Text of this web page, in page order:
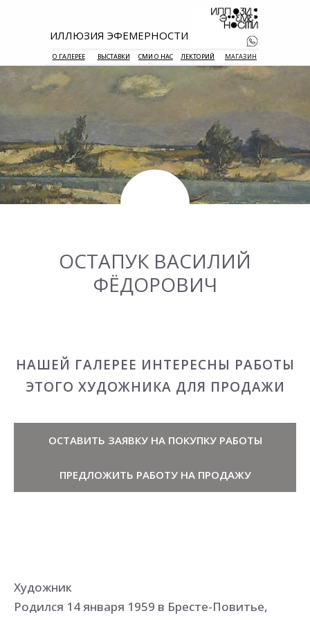
МАГАЗИН
ЛЕКТОРИЙ
СМИ О НАС
ВЫСТАВКИ
О ГАЛЕРЕЕ
ИЛЛЮЗИЯ ЭФЕМЕРНОСТИ
+7 938 177
ОСТАПУК ВАСИЛИЙ
ФЁДОРОВИЧ
НАШЕЙ ГАЛЕРЕЕ ИНТЕРЕСНЫ РАБОТЫ
ЭТОГО ХУДОЖНИКА ДЛЯ ПРОДАЖИ
ОСТАВИТЬ ЗАЯВКУ НА ПОКУПКУ РАБОТЫ
ПРЕДЛОЖИТЬ РАБОТУ НА ПРОДАЖУ
Художник
Родился 14 января 1959 в Бресте-Повитье,